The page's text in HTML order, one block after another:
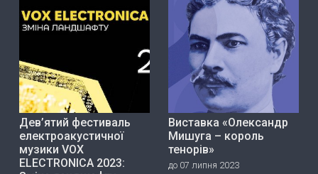
Дев’ятий фестиваль
електроакустичної
музики VOX
ELECTRONICA 2023:
Виставка «Олександр
Мишуга – король
тенорів»
до 07 липня 2023